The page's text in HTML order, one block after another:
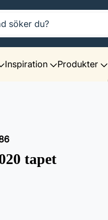
Inspiration Produkter
tapet